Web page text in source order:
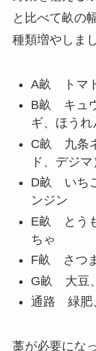
と比べて畝の
種類増やしまし
A畝 トマ
B畝 キュ
ギ、ほうれ
C畝 九条
ド、デジマ
D畝 いち
ンジン
E畝 とう
ちゃ
F畝 さつ
G畝 大豆
通路 緑肥
藁が必要にな